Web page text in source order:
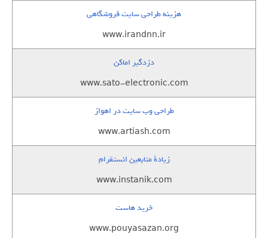
هزینه طراحی سایت فروشگاهی
www.irandnn.ir
دزدگیر اماکن
www.sato-electronic.com
طراحی وب سایت در اهواز
www.artiash.com
زيادة متابعين انستقرام
www.instanik.com
خرید هاست
www.pouyasazan.org